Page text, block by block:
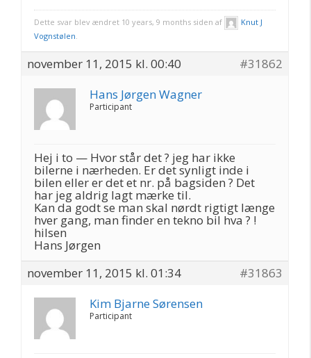
Dette svar blev ændret 10 years, 9 months siden af
Knut J
Vognstølen.
november 11, 2015 kl. 00:40
#31862
Hans Jørgen Wagner
Participant
Hej i to — Hvor står det ? jeg har ikke
bilerne i nærheden. Er det synligt inde i
bilen eller er det et nr. på bagsiden ? Det
har jeg aldrig lagt mærke til.
Kan da godt se man skal nørdt rigtigt længe
hver gang, man finder en tekno bil hva ? !
hilsen
Hans Jørgen
november 11, 2015 kl. 01:34
#31863
Kim Bjarne Sørensen
Participant